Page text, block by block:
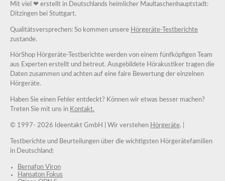
Mit viel ❤ erstellt in Deutschlands heimlicher Maultaschenhauptstadt:
Ditzingen bei Stuttgart.
Qualitätsversprechen: So kommen unsere Hörgeräte-Testberichte
zustande.
HörShop Hörgeräte-Testberichte werden von einem fünfköpfigen Team
aus Experten erstellt und betreut. Ausgebildete Hörakustiker tragen die
Daten zusammen und achten auf eine faire Bewertung der einzelnen
Hörgeräte.
Haben Sie einen Fehler entdeckt? Können wir etwas besser machen?
Treten Sie mit uns in Kontakt.
© 1997- 2026 Ideentakt GmbH | Wir verstehen Hörgeräte. |
Testberichte und Beurteilungen über die wichtigsten Hörgerätefamilien
in Deutschland:
Bernafon Viron
Hansaton Fokus